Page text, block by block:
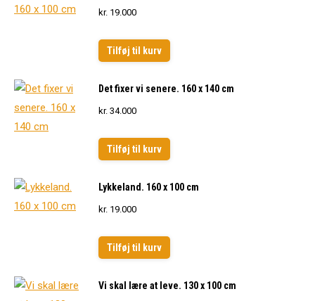
kr. 19.000
Tilføj til kurv
Det fixer vi senere. 160 x 140 cm
kr. 34.000
Tilføj til kurv
Lykkeland. 160 x 100 cm
kr. 19.000
Tilføj til kurv
Vi skal lære at leve. 130 x 100 cm